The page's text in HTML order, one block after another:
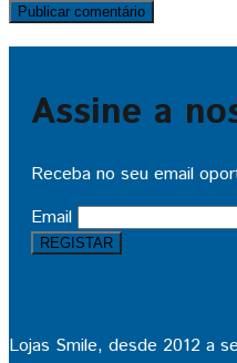
Assine a
Receba no seu email
Email
Lojas Smile, desde 2012 a